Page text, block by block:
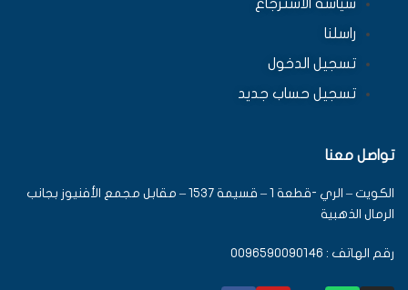
سياسة الاسترجاع
راسلنا
تسجيل الدخول
تسجيل حساب جديد
تواصل معنا
الكويت – الري -قطعة 1 – قسيمة 1537 – مقابل مجمع الأفنيوز بجانب
الرمال الذهبية
رقم الهاتف : 0096590090146